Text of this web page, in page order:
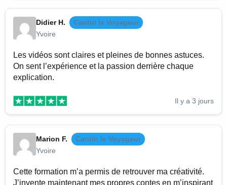
Didier H.
Cantin le Voyageur
Yvoire
Les vidéos sont claires et pleines de bonnes astuces.
On sent l’expérience et la passion derrière chaque
explication.
Il y a 3 jours
Marion F.
Cantin le Voyageur
Yvoire
Cette formation m’a permis de retrouver ma créativité.
J’invente maintenant mes propres contes en m’inspirant